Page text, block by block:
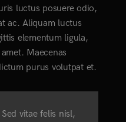
luctus posuere odio,
ac. Aliquam luctus
elementum ligula,
Maecenas
purus volutpat et.
vitae felis nisl,